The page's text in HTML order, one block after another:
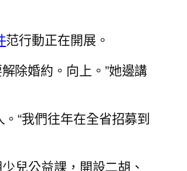
范行動正在開展。
除婚約。向上。”她邊講
“我們往年在全省招募到
兒公益課，開設二胡、